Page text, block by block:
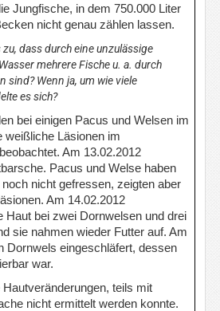
Jungfische, in dem 750.000 Liter
nicht genau zählen lassen.
dass durch eine unzulässige
mehrere Fische u. a. durch
sind? Wenn ja, um wie viele
es sich?
bei einigen Pacus und Welsen im
weißliche Läsionen im
Am 13.02.2012
Pacus und Welse haben
nicht gefressen, zeigten aber
Am 14.02.2012
Haut bei zwei Dornwelsen und drei
sie nahmen wieder Futter auf. Am
Dornwels eingeschläfert, dessen
war.
teils mit
nicht ermittelt werden konnte.